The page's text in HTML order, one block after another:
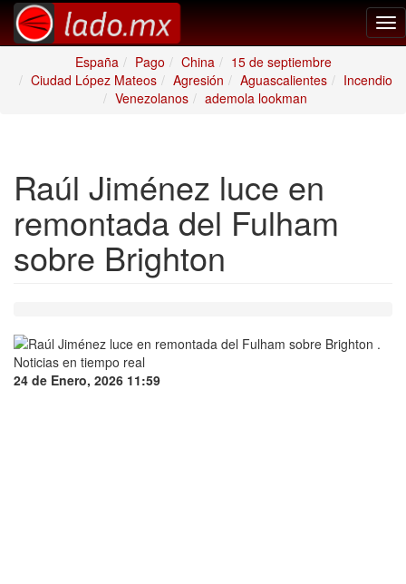
España
Pago China
15 de septiembre
Ciudad López Mateos
Agresión Aguascalientes
Incendio
Venezolanos
ademola lookman
Raúl Jiménez luce en
remontada del Fulham
sobre Brighton
24 de Enero, 2026 11:59